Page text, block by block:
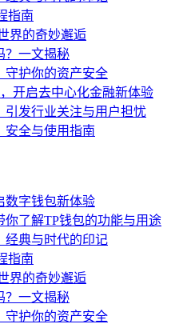
指南
界的奇妙邂逅
？一文揭秘
守护你的资产安全
，开启去中心化金融新体验
引发行业关注与用户担忧
安全与使用指南
数字钱包新体验
你了解TP钱包的功能与用途
经典与时代的印记
指南
界的奇妙邂逅
？一文揭秘
守护你的资产安全